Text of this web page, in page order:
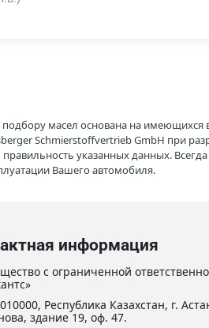
масел основана на
Schmierstoffvertrieb GmbH при
указанных данных.
Вашего автомобиля.
информация
с ограниченной
Республика Казахстан, г.
здание 19, оф. 47.